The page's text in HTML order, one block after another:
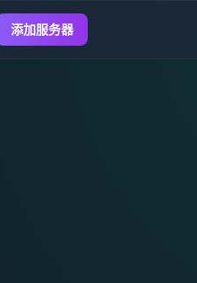
添加服务器